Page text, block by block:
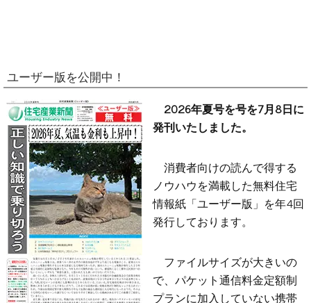
ユーザー版を公開中！
2026年夏号を号を7月8日に
発刊いたしました。
消費者向けの読んで得する
ノウハウを満載した無料住宅
情報紙「ユーザー版」を年4回
発行しております。
ファイルサイズが大きいの
で、パケット通信料金定額制
プランに加入していない携帯